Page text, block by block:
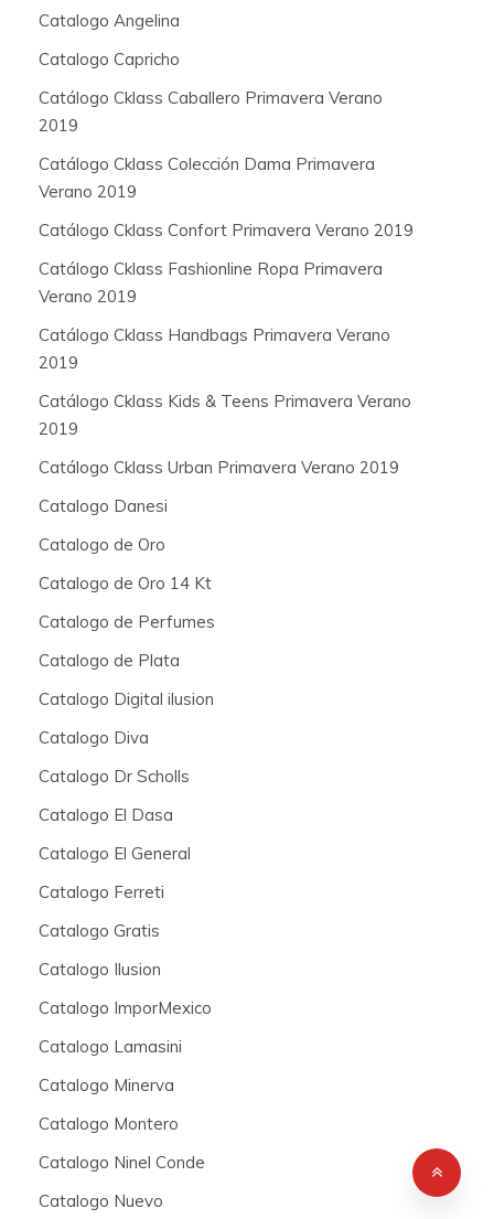
Catalogo Angelina
Catalogo Capricho
Catálogo Cklass Caballero Primavera Verano
2019
Catálogo Cklass Colección Dama Primavera
Verano 2019
Catálogo Cklass Confort Primavera Verano 2019
Catálogo Cklass Fashionline Ropa Primavera
Verano 2019
Catálogo Cklass Handbags Primavera Verano
2019
Catálogo Cklass Kids & Teens Primavera Verano
2019
Catálogo Cklass Urban Primavera Verano 2019
Catalogo Danesi
Catalogo de Oro
Catalogo de Oro 14 Kt
Catalogo de Perfumes
Catalogo de Plata
Catalogo Digital ilusion
Catalogo Diva
Catalogo Dr Scholls
Catalogo El Dasa
Catalogo El General
Catalogo Ferreti
Catalogo Gratis
Catalogo Ilusion
Catalogo ImporMexico
Catalogo Lamasini
Catalogo Minerva
Catalogo Montero
Catalogo Ninel Conde
Catalogo Nuevo